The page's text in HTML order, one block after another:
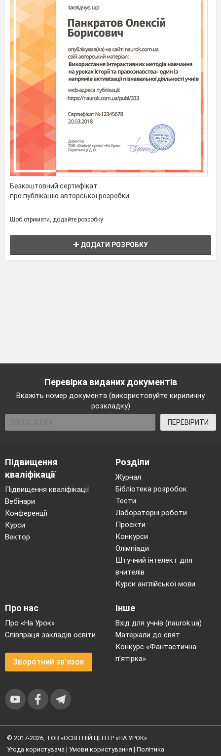
Безкоштовний сертифікат
про публікацію авторської розробки
Щоб отримати, додайте розробку
ДОДАТИ РОЗРОБКУ
Перевірка виданих документів
Вкажіть номер документа (використовуйте кириличну
розкладку)
ПЕРЕВІРИТИ
Підвищення
кваліфікації
Підвищення кваліфікації
Вебінари
Конференції
Курси
Вектор
Розділи
Журнал
Бібліотека розробок
Тести
Лабораторні роботи
Проєкти
Конкурси
Олімпіади
Штучний інтелект для
вчителів
Курси англійської мови
Про нас
Про «На Урок»
Співпраця закладів освіти
Зворотний зв'язок
Інше
Вхід для учнів (naurok.ua)
Матеріали до свят
Конкурс «Фантастична
п’ятірка»
© 2017-2026, ТОВ «ОСВІТНІЙ ЦЕНТР «НА УРОК»
Угода користувача | Умови користування | Політика